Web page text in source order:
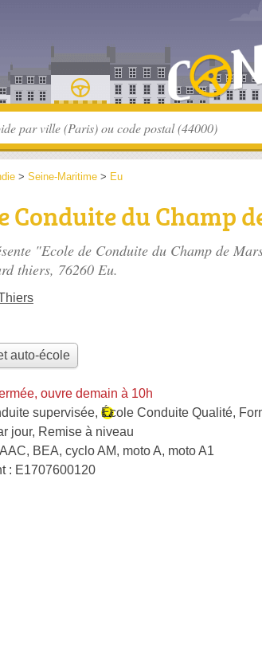
> Seine-Maritime > Eu
Conduite du Champ
"Ecole de Conduite du Champ de
thiers, 76260 Eu.
auto-école
ouvre demain à 10h
supervisée, École Conduite Qualité,
jour, Remise à niveau
AAC, BEA, cyclo AM, moto A, moto A1
: E1707600120